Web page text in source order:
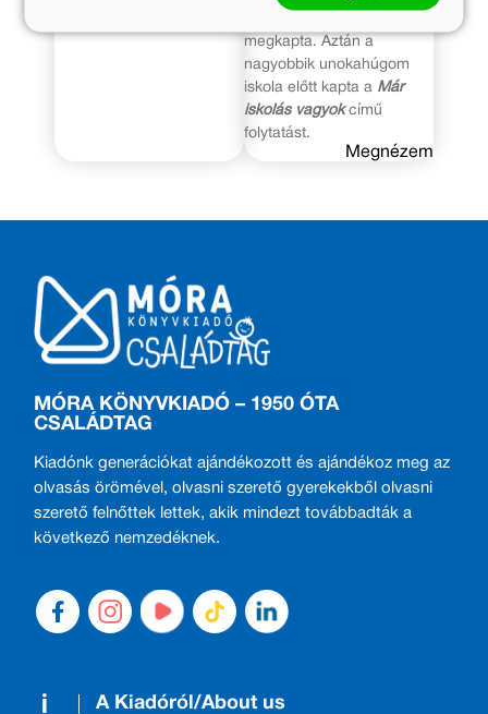
megkapta. Aztán a
nagyobbik unokahúgom
iskola előtt kapta a Már
iskolás vagyokcímű
folytatást.
Megnézem
MÓRA KÖNYVKIADÓ – 1950 ÓTA
CSALÁDTAG
Kiadónk generációkat ajándékozott és ajándékoz meg az
olvasás örömével, olvasni szerető gyerekekből olvasni
szerető felnőttek lettek, akik mindezt továbbadták a
következő nemzedéknek.
A Kiadóról/About us